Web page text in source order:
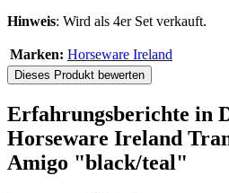
Hinweis: Wird als 4er Set verkauft.
Marken: Horseware Ireland
Dieses Produkt bewerten
Erfahrungsberichte in
Horseware Ireland
Amigo "black/teal"